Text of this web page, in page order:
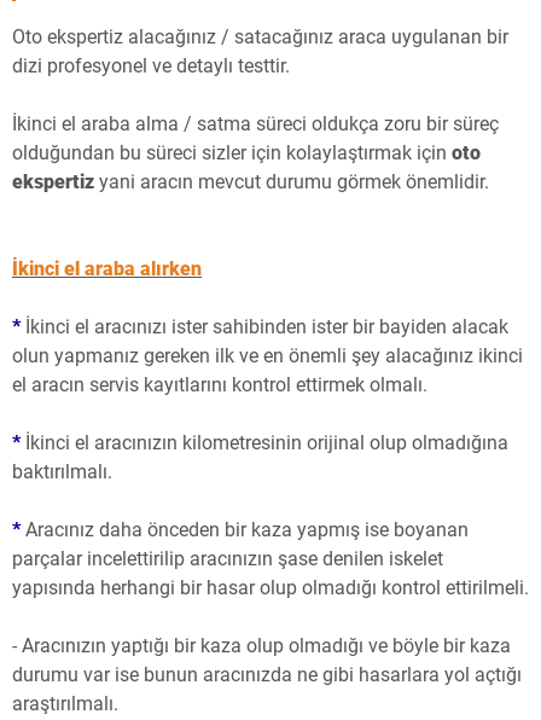
Oto ekspertiz alacağınız / satacağınız araca uygulanan bir
dizi profesyonel ve detaylı testtir.
İkinci el araba alma / satma süreci oldukça zoru bir süreç
olduğundan bu süreci sizler için kolaylaştırmak için oto
ekspertiz yani aracın mevcut durumu görmek önemlidir.
İkinci el araba alırken
*İkinci el aracınızı ister sahibinden ister bir bayiden alacak
olun yapmanız gereken ilk ve en önemli şey alacağınız ikinci
el aracın servis kayıtlarını kontrol ettirmek olmalı.
*İkinci el aracınızın kilometresinin orijinal olup olmadığına
baktırılmalı.
*Aracınız daha önceden bir kaza yapmış ise boyanan
parçalar incelettirilip aracınızın şase denilen iskelet
yapısında herhangi bir hasar olup olmadığı kontrol ettirilmeli.
- Aracınızın yaptığı bir kaza olup olmadığı ve böyle bir kaza
durumu var ise bunun aracınızda ne gibi hasarlara yol açtığı
araştırılmalı.